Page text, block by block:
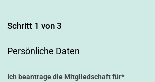
Schritt 1 von 3
Persönliche Daten
Ich beantrage die Mitgliedschaft für*